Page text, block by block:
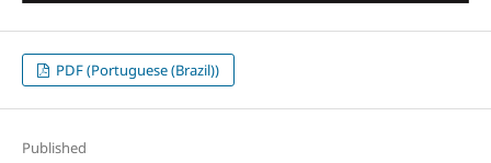
PDF (Portuguese (Brazil))
Published